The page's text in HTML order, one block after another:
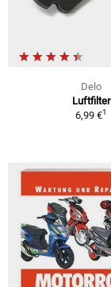
Delo
Luftfilter
6,99 €1